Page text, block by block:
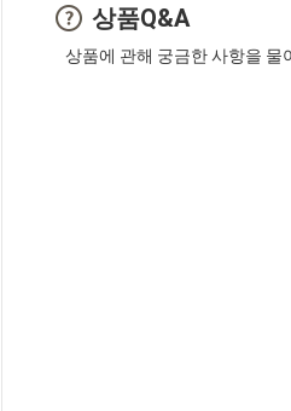
상품Q&A
상품에 관해 궁금한 사항을 물